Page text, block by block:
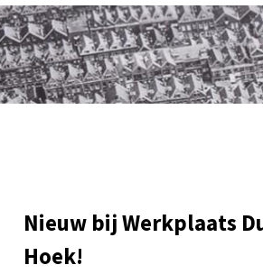
Nieuw bij Werkplaats
Hoek!